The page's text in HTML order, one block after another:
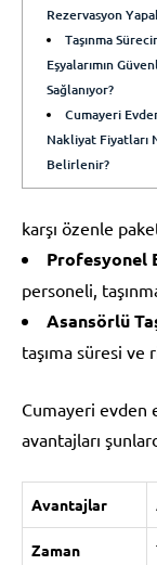
Rezervasyon
Taşınma
Eşyalarımın
Sağlanıyor?
Cumayeri
Nakliyat Fiyatları
Belirlenir?
karşı özenle
Profesyonel
personeli,
Asansörlü
taşıma süresi ve
Cumayeri evden
avantajları
Avantajlar
Zaman